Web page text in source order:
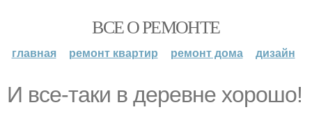
ВСЕ О РЕМОНТЕ
главная ремонт квартир ремонт дома дизайн
И все-таки в деревне хорошо!